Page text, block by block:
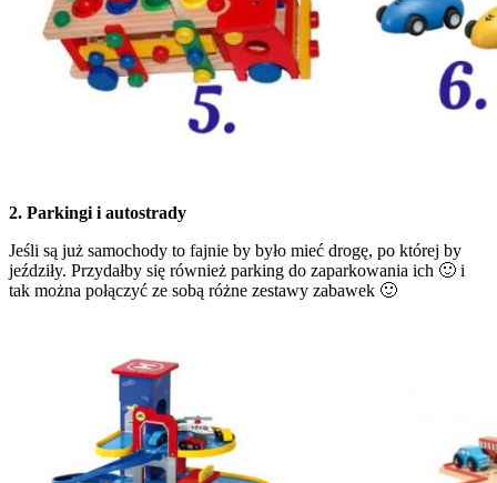
2. Parkingi i autostrady
Jeśli są już samochody to fajnie by było mieć drogę, po której by
jeździły. Przydałby się również parking do zaparkowania ich 🙂 i
tak można połączyć ze sobą różne zestawy zabawek 🙂